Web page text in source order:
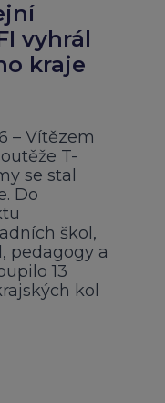
vyhrál
kraje
– Vítězem
T-
se stal
Do
škol,
pedagogy a
13
kol